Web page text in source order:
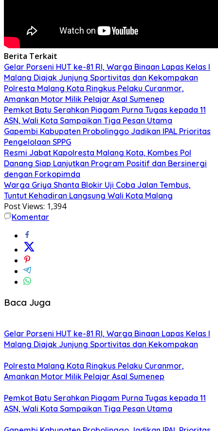
Berita Terkait
Gelar Porseni HUT ke-81 RI, Warga Binaan Lapas Kelas I
Malang Diajak Junjung Sportivitas dan Kekompakan
Polresta Malang Kota Ringkus Pelaku Curanmor,
Amankan Motor Milik Pelajar Asal Sumenep
Pemkot Batu Serahkan Piagam Purna Tugas kepada 11
ASN, Wali Kota Sampaikan Tiga Pesan Utama
Gapembi Kabupaten Probolinggo Jadikan IPAL Prioritas
Pengelolaan SPPG
Resmi Jabat Kapolresta Malang Kota, Kombes Pol
Danang Siap Lanjutkan Program Positif dan Bersinergi
dengan Forkopimda
Warga Griya Shanta Blokir Uji Coba Jalan Tembus,
Tuntut Kehadiran Langsung Wali Kota Malang
Post Views: 1,394
Komentar
Baca Juga
Gelar Porseni HUT ke-81 RI, Warga Binaan Lapas Kelas I
Malang Diajak Junjung Sportivitas dan Kekompakan
Polresta Malang Kota Ringkus Pelaku Curanmor,
Amankan Motor Milik Pelajar Asal Sumenep
Pemkot Batu Serahkan Piagam Purna Tugas kepada 11
ASN, Wali Kota Sampaikan Tiga Pesan Utama